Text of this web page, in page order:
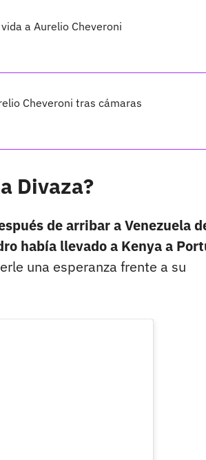
a Aurelio Cheveroni
Cheveroni tras cámaras
Divaza?
de arribar a Venezuela
había llevado a Kenya a
una esperanza frente a su